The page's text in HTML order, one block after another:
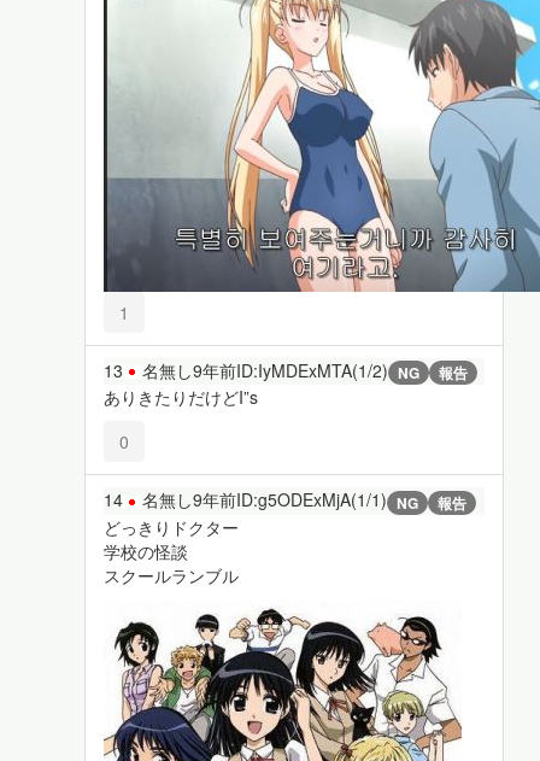
1
13 名無し9年前ID:IyMDExMTA(1/2) NG 報告
ありきたりだけどI”s
0
14 名無し9年前ID:g5ODExMjA(1/1) NG 報告
どっきりドクター
学校の怪談
スクールランブル